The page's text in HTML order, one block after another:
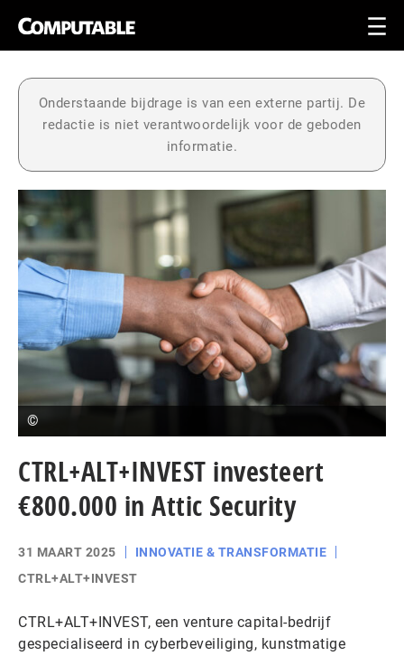
Onderstaande bijdrage is van een externe partij. De
redactie is niet verantwoordelijk voor de geboden
informatie.
©
CTRL+ALT+INVEST investeert
€800.000 in Attic Security
31 MAART 2025
INNOVATIE & TRANSFORMATIE
CTRL+ALT+INVEST
CTRL+ALT+INVEST, een venture capital-bedrijf
gespecialiseerd in cyberbeveiliging, kunstmatige